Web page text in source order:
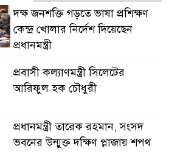
দক্ষ জনশক্তি গড়তে ভাষা প্রশিক্ষণ
কেন্দ্র খোলার নির্দেশ দিয়েছেন
প্রধানমন্ত্রী
প্রবাসী কল্যাণমন্ত্রী সিলেটের
আরিফুল হক চৌধুরী
প্রধানমন্ত্রী তারেক রহমান, সংসদ
ভবনের উন্মুক্ত দক্ষিণ প্লাজায় শপথ